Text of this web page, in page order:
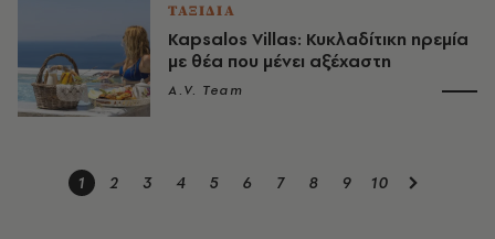
ΤΑΞΙΔΙΑ
Kapsalos Villas: Κυκλαδίτικη ηρεμία
με θέα που μένει αξέχαστη
A.V. Team
1 2 3 4 5 6 7 8 9 10